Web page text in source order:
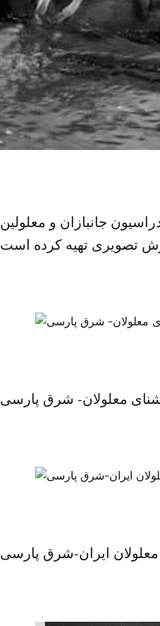
جانبازان و معلولین
معلولان- شرق پارسی
ایران-شرق پارسی